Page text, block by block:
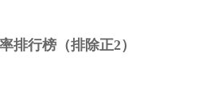
排行榜（排除正2）